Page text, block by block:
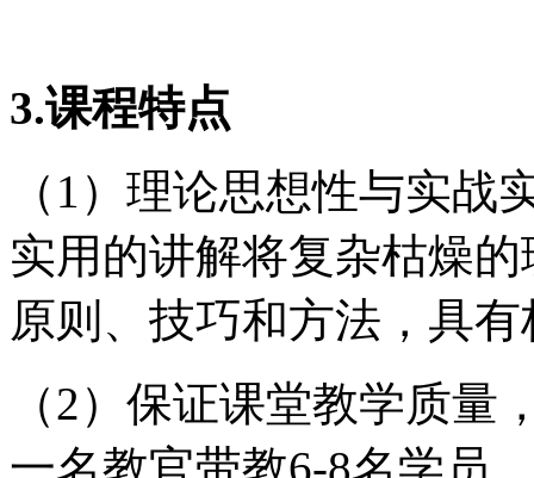
3.课程特点
（1）理论思想性与实
实用的讲解将复杂枯燥
原则、技巧和方法，具
（2）保证课堂教学质